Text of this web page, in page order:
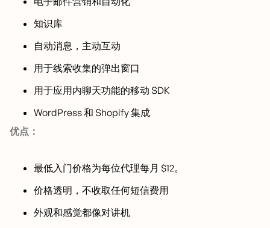
知识库
自动消息，主动互动
用于线索收集的弹出窗口
用于应用内聊天功能的移动 SDK
WordPress 和 Shopify 集成
优点：
最低入门价格为每位代理每月 $12。
价格透明，不收取任何短信费用
外观和感觉都像对讲机